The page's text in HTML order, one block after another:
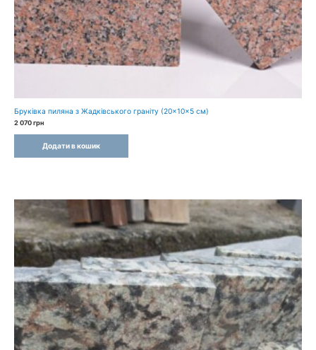
Бруківка пиляна з Жадківського граніту (20×10×5 см)
2 070грн
Додати в кошик